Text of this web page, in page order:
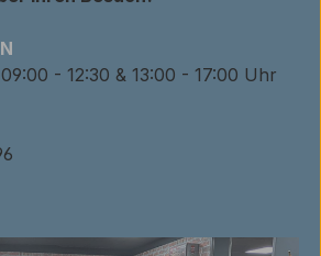
- 12:30 & 13:00 - 17:00 Uhr